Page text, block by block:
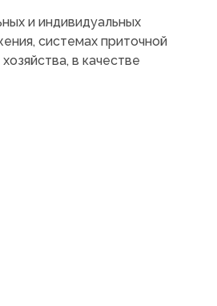
и индивидуальных
системах приточной
в качестве